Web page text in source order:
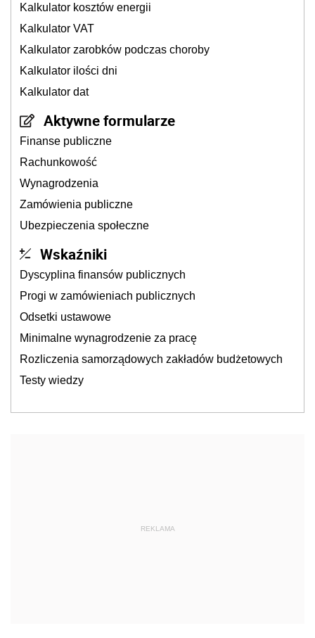
Kalkulator kosztów energii
Kalkulator VAT
Kalkulator zarobków podczas choroby
Kalkulator ilości dni
Kalkulator dat
Aktywne formularze
Finanse publiczne
Rachunkowość
Wynagrodzenia
Zamówienia publiczne
Ubezpieczenia społeczne
Wskaźniki
Dyscyplina finansów publicznych
Progi w zamówieniach publicznych
Odsetki ustawowe
Minimalne wynagrodzenie za pracę
Rozliczenia samorządowych zakładów budżetowych
Testy wiedzy
REKLAMA